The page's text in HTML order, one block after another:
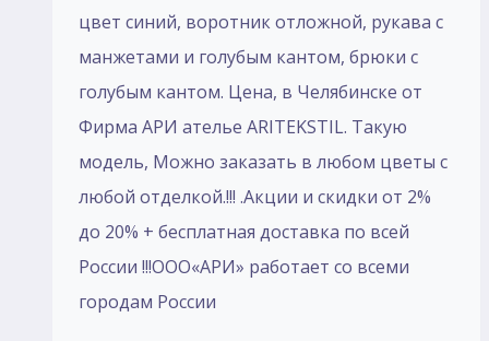
цвет синий, воротник отложной, рукава с
манжетами и голубым кантом, брюки с
голубым кантом. Цена, в Челябинске от
Фирма АРИ ателье ARITEKSTIL. Такую
модель, Mожно заказать в любом цветы с
любой отделкой.!!! .Акции и скидки от 2%
до 20% + бесплатная доставка по всей
России !!!ООО«АРИ» работает со всеми
городам России